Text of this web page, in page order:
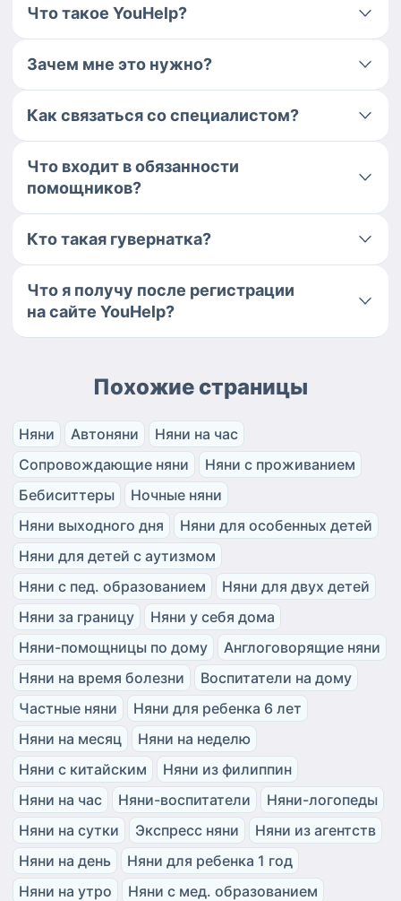
Что такое YouHelp?
Зачем мне это нужно?
Как связаться со специалистом?
Что входит в обязанности
помощников?
Кто такая гувернатка?
Что я получу после регистрации
на сайте YouHelp?
Похожие страницы
Няни Автоняни
Няни на час
Сопровождающие няни
Няни с проживанием
Бебиситтеры
Ночные няни
Няни выходного дня
Няни для особенных детей
Няни для детей с аутизмом
Няни с пед. образованием
Няни для двух детей
Няни за границу
Няни у себя дома
Няни-помощницы по дому
Англоговорящие няни
Няни на время болезни
Воспитатели на дому
Частные няни
Няни для ребенка 6 лет
Няни на месяц
Няни на неделю
Няни с китайским
Няни из филиппин
Няни на час
Няни-воспитатели
Няни-логопеды
Няни на сутки
Экспресс няни
Няни из агентств
Няни на день
Няни для ребенка 1 год
Няни на утро
Няни с мед. образованием